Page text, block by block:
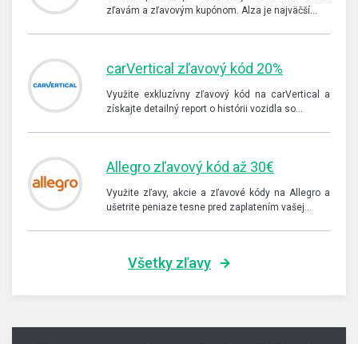
zľavám a zľavovým kupónom. Alza je najväčší…
carVertical zľavový kód 20%
Využite exkluzívny zľavový kód na carVertical a
získajte detailný report o histórii vozidla so…
Allegro zľavový kód až 30€
Využite zľavy, akcie a zľavové kódy na Allegro a
ušetrite peniaze tesne pred zaplatením vašej…
Všetky zľavy